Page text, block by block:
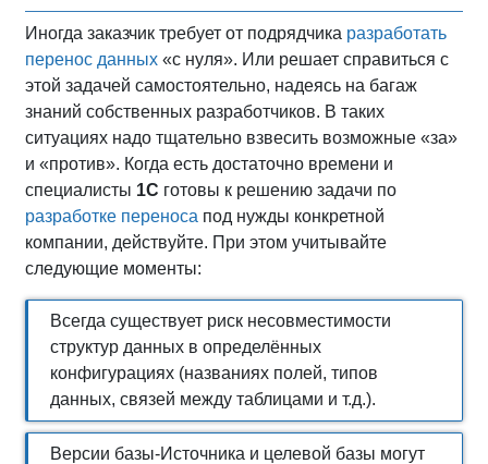
Иногда заказчик требует от подрядчика разработать
перенос данных «с нуля». Или решает справиться с
этой задачей самостоятельно, надеясь на багаж
знаний собственных разработчиков. В таких
ситуациях надо тщательно взвесить возможные «за»
и «против». Когда есть достаточно времени и
специалисты 1С готовы к решению задачи по
разработке переноса под нужды конкретной
компании, действуйте. При этом учитывайте
следующие моменты:
Всегда существует риск несовместимости
структур данных в определённых
конфигурациях (названиях полей, типов
данных, связей между таблицами и т.д.).
Версии базы-Источника и целевой базы могут